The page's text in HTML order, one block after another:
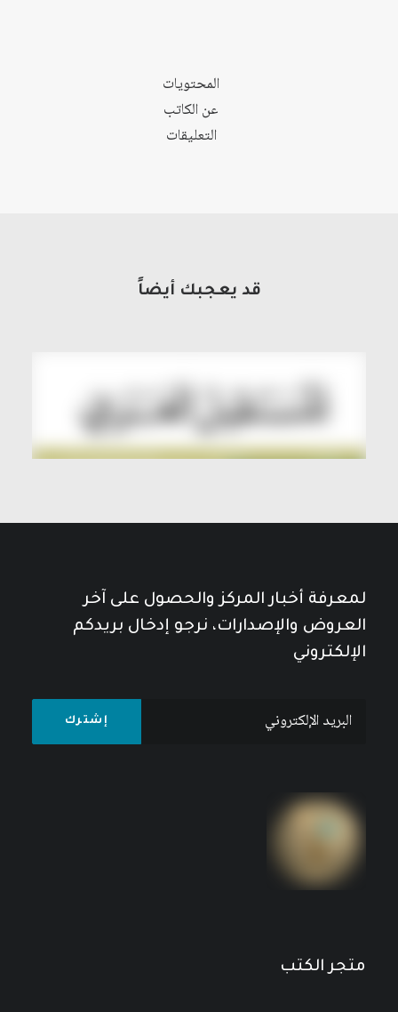
المحتويات
عن الكاتب
التعليقات
قد يعجبك أيضاً
لمعرفة أخبار المركز والحصول على آخر
العروض والإصدارات، نرجو إدخال بريدكم
الإلكتروني
متجر الكتب